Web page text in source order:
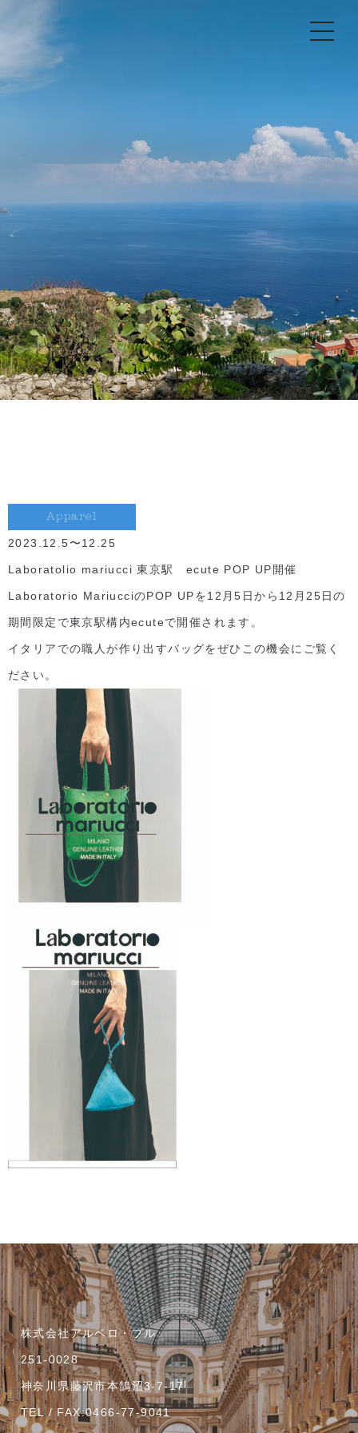
Apparel
2023.12.5〜12.25
Laboratolio mariucci 東京駅 ecute POP UP開催
Laboratorio MariucciのPOP UPを12月5日から12月25日の
期間限定で東京駅構内ecuteで開催されます。
イタリアでの職人が作り出すバッグをぜひこの機会にご覧く
ださい。
株式会社アルベロ・ブル
251-0028
神奈川県藤沢市本鵠沼3-7-17
TEL / FAX:0466-77-9041